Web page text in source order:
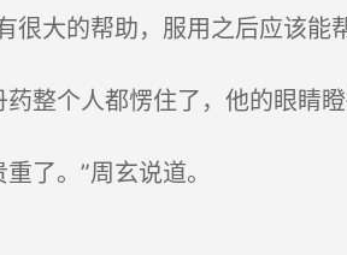
大的帮助，服用之后应该能
整个人都愣住了，他的眼睛
了。”周玄说道。